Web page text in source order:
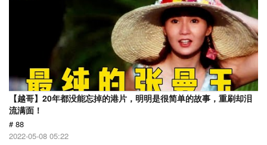
【越哥】20年都没能忘掉的港片，明明是很简单的故事，重刷却泪
流满面！
# 88
2022-05-08 05:22